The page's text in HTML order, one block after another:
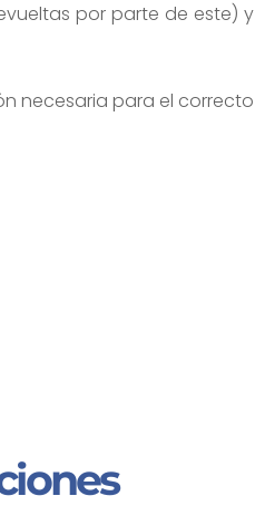
por parte de este) y
necesaria para el correcto